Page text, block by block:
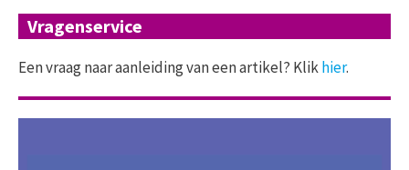
Vragenservice
Een vraag naar aanleiding van een artikel? Klikhier.